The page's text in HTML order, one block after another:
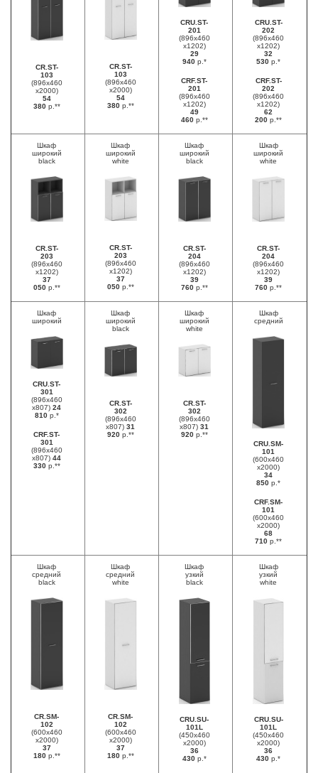
CR.ST-
103
(896х460
х2000)
54
380 р.**
CR.ST-
103
(896х460
х2000)
54
380 р.**
CRU.ST-
201
(896х460
х1202)
29
940 р.*
CRF.ST-
201
(896х460
х1202)
49
460 р.**
CRU.ST-
202
(896х460
х1202)
32
530 р.*
CRF.ST-
202
(896х460
х1202)
62
200 р.**
Шкаф
широкий
black
CR.ST-
203
(896х460
х1202)
37
050 р.**
Шкаф
широкий
white
CR.ST-
203
(896х460
х1202)
37
050 р.**
Шкаф
широкий
black
CR.ST-
204
(896х460
х1202)
39
760 р.**
Шкаф
широкий
white
CR.ST-
204
(896х460
х1202)
39
760 р.**
Шкаф
широкий
CRU.ST-
301
(896х460
х807) 24
810 р.*
CRF.ST-
301
(896х460
х807) 44
330 р.**
Шкаф
широкий
black
CR.ST-
302
(896х460
х807) 31
920 р.**
Шкаф
широкий
white
CR.ST-
302
(896х460
х807) 31
920 р.**
Шкаф
средний
CRU.SM-
101
(600х460
х2000)
34
850 р.*
CRF.SM-
101
(600х460
х2000)
68
710 р.**
Шкаф
средний
black
CR.SM-
102
(600х460
х2000)
37
180 р.**
Шкаф
средний
white
CR.SM-
102
(600х460
х2000)
37
180 р.**
Шкаф
узкий
black
CRU.SU-
101L
(450х460
х2000)
36
430 р.*
Шкаф
узкий
white
CRU.SU-
101L
(450х460
х2000)
36
430 р.*